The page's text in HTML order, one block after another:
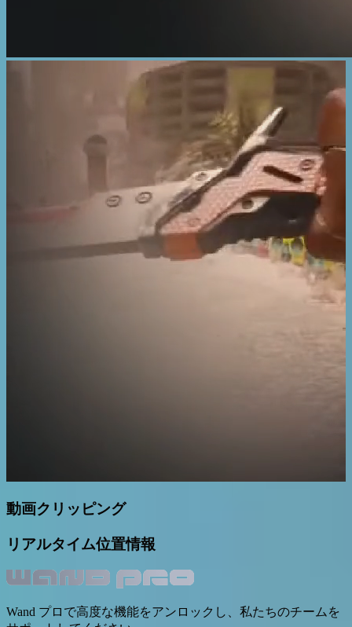
動画クリッピング
リアルタイム位置情報
Wand プロで高度な機能をアンロックし、私たちのチームを